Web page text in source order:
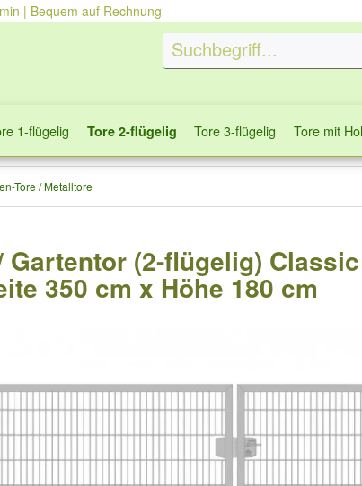
| Bequem auf Rechnung
1-flügelig Tore 2-flügelig Tore 3-flügelig Tore mit
Tore / Metalltore
(2-flügelig)
350 cm x Höhe 180 cm